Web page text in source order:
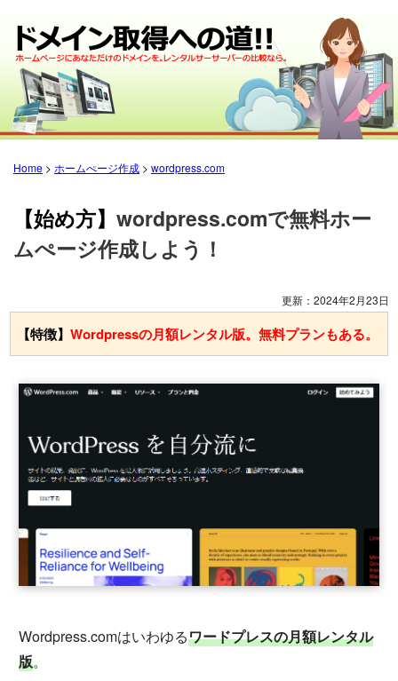
Home > ホームぺージ作成 > wordpress.com
【始め方】 wordpress.comで無料ホー
ムぺージ作成しよう！
更新： 2024年2月23日
【特徴】Wordpressの月額レンタル版。無料プランもある。
Wordpress.comはいわゆるワードプレスの月額レンタル
版。